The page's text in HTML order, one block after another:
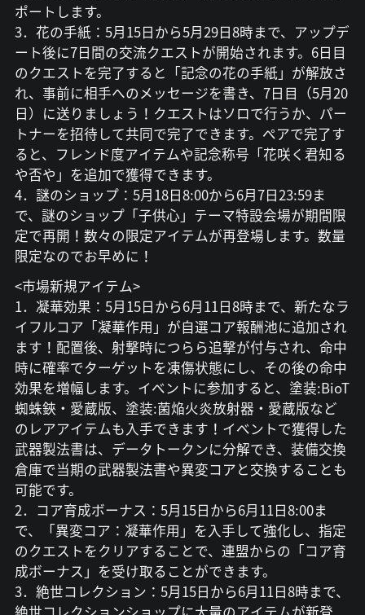
ポートします。
3．花の手紙：5月15日から5月29日8時まで、アップデ
ート後に7日間の交流クエストが開始されます。6日目
のクエストを完了すると「記念の花の手紙」が解放さ
れ、事前に相手へのメッセージを書き、7日目（5月20
日）に送りましょう！クエストはソロで行うか、パー
トナーを招待して共同で完了できます。ペアで完了す
ると、フレンド度アイテムや記念称号「花咲く君知る
や否や」を追加で獲得できます。
4．謎のショップ：5月18日8:00から6月7日23:59ま
で、謎のショップ「子供心」テーマ特設会場が期間限
定で再開！数々の限定アイテムが再登場します。数量
限定なのでお早めに！
<市場新規アイテム>
1．凝華効果：5月15日から6月11日8時まで、新たなラ
イフルコア「凝華作用」が自選コア報酬池に追加され
ます！配置後、射撃時につらら追撃が付与され、命中
時に確率でターゲットを凍傷状態にし、その後の命中
効果を増幅します。イベントに参加すると、塗装:BioT
蜘蛛鋏・愛蔵版、塗装:菌焔火炎放射器・愛蔵版など
のレアアイテムも入手できます！イベントで獲得した
武器製法書は、データトークンに分解でき、装備交換
倉庫で当期の武器製法書や異変コアと交換することも
可能です。
2．コア育成ボーナス：5月15日から6月11日8:00ま
で、「異変コア：凝華作用」を入手して強化し、指定
のクエストをクリアすることで、連盟からの「コア育
成ボーナス」を受け取ることができます。
3．絶世コレクション：5月15日から6月11日8時まで、